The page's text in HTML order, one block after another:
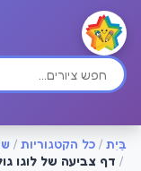
בַּיִת / כל הקטגוריות /
/ דף צביעה של לוגו